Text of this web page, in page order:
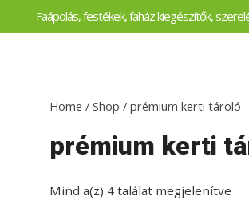
Faápolás, festékek, faház kiegészítők,
Home / Shop / prémium kerti tároló
prémium kerti
Mind a(z) 4 találat megjelenítve